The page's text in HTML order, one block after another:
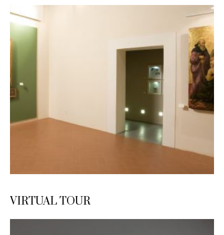
VIRTUAL TOUR